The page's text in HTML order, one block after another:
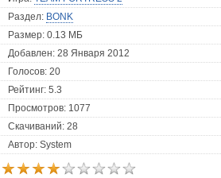
Раздел: BONK
Размер: 0.13 МБ
Добавлен: 28 Января 2012
Голосов: 20
Рейтинг: 5.3
Просмотров: 1077
Скачиваний: 28
Автор: System